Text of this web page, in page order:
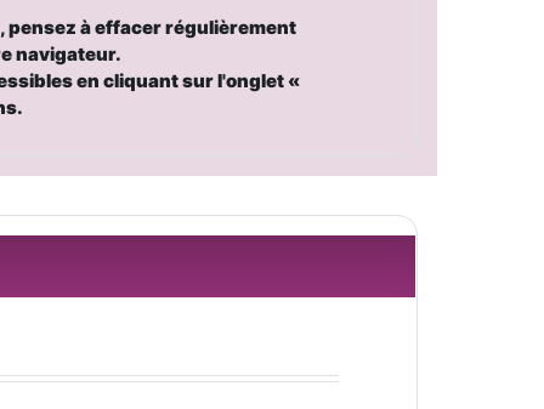
pensez à effacer régulièrement
navigateur.
en cliquant sur l'onglet «